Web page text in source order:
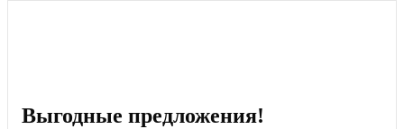
Выгодные предложения!